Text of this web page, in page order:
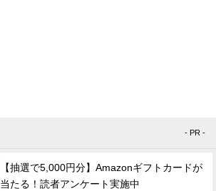
- PR -
【抽選で5,000円分】Amazonギフトカードが
当たる！読者アンケート実施中